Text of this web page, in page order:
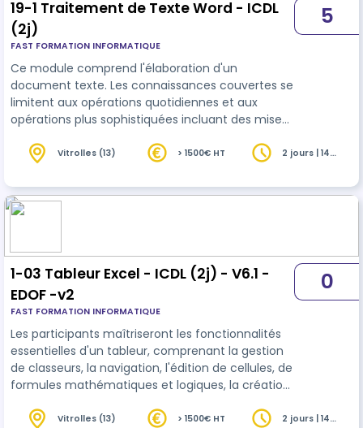
19-1 Traitement de Texte Word - ICDL
(2j)
FAST FORMATION INFORMATIQUE
Ce module comprend l'élaboration d'un
document texte. Les connaissances couvertes se
limitent aux opérations quotidiennes et aux
opérations plus sophistiquées incluant des mises
préparation à l'impression.
5
Vitrolles (13) > 1500€ HT
2 jours | 14
1-03 Tableur Excel - ICDL (2j) - V6.1 -
EDOF -v2
FAST FORMATION INFORMATIQUE
Les participants maîtriseront les fonctionnalités
essentielles d'un tableur, comprenant la gestion
de classeurs, la navigation, l'édition de cellules, de
formules mathématiques et logiques, la création
0
Vitrolles (13) > 1500€ HT
2 jours | 14